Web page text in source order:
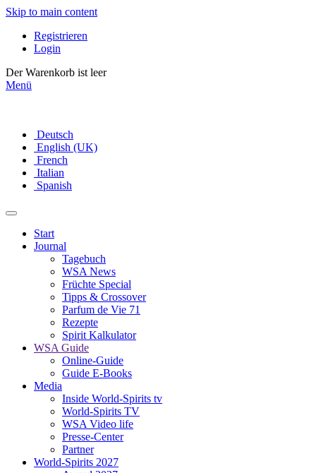
Skip to main content
Registrieren
Login
Der Warenkorb ist leer
Menü
Deutsch
English (UK)
French
Italian
Spanish
Start
Journal
Tagebuch
WSA News
Früchte Special
Tipps & Crossover
Parfum de Vie 71
Rezepte
Spirit Kalkulator
WSA Guide
Online-Guide
Guide E-Books
Media
Inside World-Spirits tv
World-Spirits TV
WSA Video life
Presse-Center
Partner
World-Spirits 2027